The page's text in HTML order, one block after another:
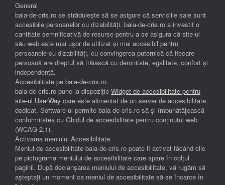
General
baia-de-cris.ro se străduiește să se asigure că serviciile sale sunt
accesibile persoanelor cu dizabilități. baia-de-cris.ro a investit o
cantitate semnificativă de resurse pentru a se asigura că site-ul
său web este mai ușor de utilizat și mai accesibil pentru
persoanele cu dizabilități, cu convingerea puternică că fiecare
persoană are dreptul să trăiască cu demnitate, egalitate, confort și
independenţă.
Accesibilitate pe baia-de-cris.ro
baia-de-cris.ro pune la dispoziție Widget de accesibilitate pentru
site-ul UserWay care este alimentat de un server de accesibilitate
dedicat. Software-ul permite baia-de-cris.ro să-și îmbunătățească
conformitatea cu Ghidul de accesibilitate pentru conținutul web
(WCAG 2.1).
Activarea meniului Accesibilitate
Meniul de accesibilitate baia-de-cris.ro poate fi activat făcând clic
pe pictograma meniului de accesibilitate care apare în colțul
paginii. După declanșarea meniului de accesibilitate, vă rugăm să
așteptați un moment ca meniul de accesibilitate să se încarce în